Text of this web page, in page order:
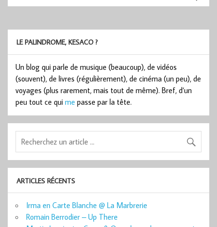
LE PALINDROME, KESACO ?
Un blog qui parle de musique (beaucoup), de vidéos
(souvent), de livres (régulièrement), de cinéma (un peu), de
voyages (plus rarement, mais tout de même). Bref, d’un
peu tout ce qui me passe par la tête.
ARTICLES RÉCENTS
Irma en Carte Blanche @ La Marbrerie
Romain Berrodier – Up There